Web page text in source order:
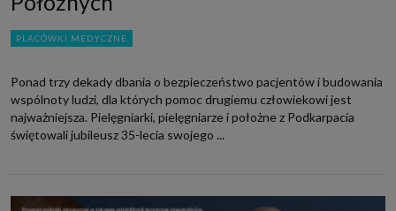
PLACÓWKI MEDYCZNE
Ponad trzy dekady dbania o bezpieczeństwo pacjentów i budowania
wspólnoty ludzi, dla których pomoc drugiemu człowiekowi jest
najważniejsza. Pielęgniarki, pielęgniarze i położne z Podkarpacia
świętowali jubileusz 35-lecia swojego ...